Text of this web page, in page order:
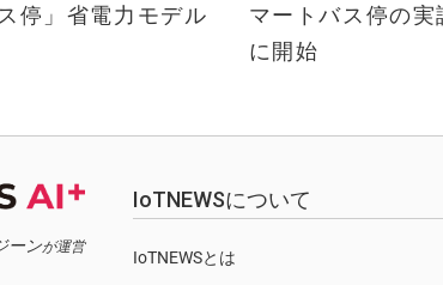
停」省電力モデル
マートバス停の
に開始
ーンが運営
IoTNEWSについて
IoTNEWSとは